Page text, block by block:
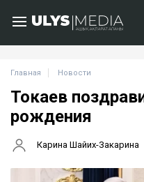
Главная Новости
Токаев
рождения
Карина Шайих-Закарина